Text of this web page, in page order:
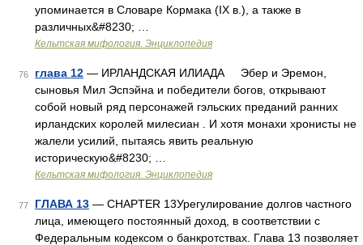
упоминается в Словаре Кормака (IX в.), а также в
различных&#8230; …
Кельтская мифология. Энциклопедия
76 глава 12 — ИРЛАНДСКАЯ ИЛИАДА Эбер и Эремон,
сыновья Мил Эспэйна и победители богов, открывают
собой новый ряд персонажей гэльских преданий ранних
ирландских королей милесиан . И хотя монахи хронисты не
жалели усилий, пытаясь явить реальную
историческую&#8230; …
Кельтская мифология. Энциклопедия
77 ГЛАВА 13 — CHAPTER 13Урегулирование долгов частного
лица, имеющего постоянный доход, в соответствии с
Федеральным кодексом о банкротствах. Глава 13 позволяет